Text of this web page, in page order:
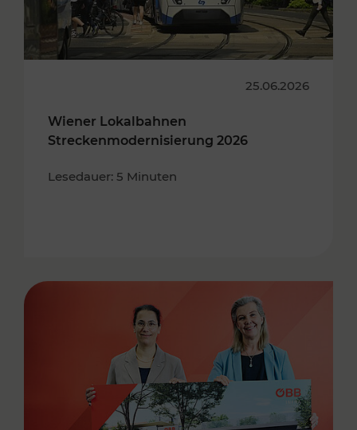
25.06.2026
Wiener Lokalbahnen
Streckenmodernisierung 2026
Lesedauer: 5 Minuten